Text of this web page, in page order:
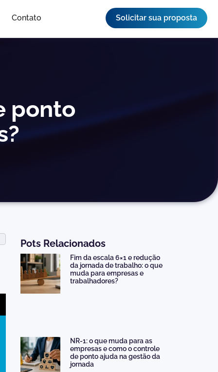
Contato Solicitar sua proposta
ponto
Pots Relacionados
Fim da escala 6×1 e redução
da jornada de trabalho: o que
muda para empresas e
trabalhadores?
NR-1: o que muda para as
empresas e como o controle
de ponto ajuda na gestão da
jornada